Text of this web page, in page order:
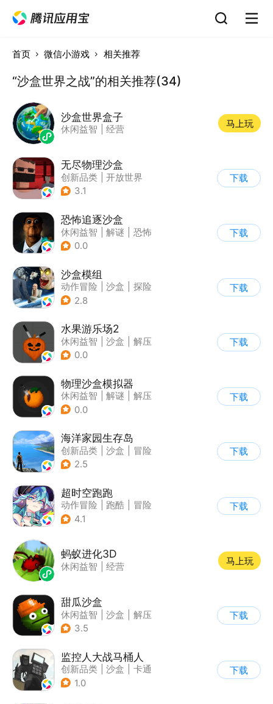
首页 微信小游戏 相关推荐
“沙盒世界之战”的相关推荐(34)
沙盒世界盒子
休闲益智 经营
马上玩
无尽物理沙盒
创新品类
开放世界
| 像素风
3.1
下载
恐怖追逐沙盒
休闲益智 解谜
恐怖
| 暗黑
0.0
下载
沙盒模组
动作冒险 沙盒
探险
| 卡通
2.8
下载
水果游乐场2
休闲益智 沙盒
解压
| 脑洞
0.0
下载
物理沙盒模拟器
休闲益智 解谜
解压
| 脑洞
0.0
下载
海洋家园生存岛
创新品类 沙盒
冒险
| 开放世界
2.5
下载
超时空跑跑
动作冒险 跑酷
冒险
| 沙盒
4.1
下载
蚂蚁进化3D
休闲益智 经营
马上玩
甜瓜沙盒
休闲益智 沙盒
解压
| 像素风
3.5
下载
监控人大战马桶人
创新品类 沙盒
卡通
| 建造
1.0
下载